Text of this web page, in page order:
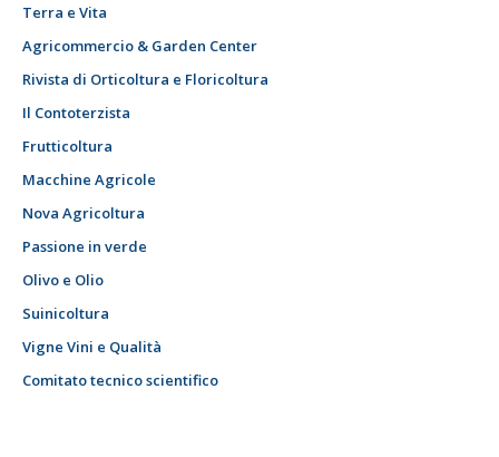
Terra e Vita
Agricommercio & Garden Center
Rivista di Orticoltura e Floricoltura
Il Contoterzista
Frutticoltura
Macchine Agricole
Nova Agricoltura
Passione in verde
Olivo e Olio
Suinicoltura
Vigne Vini e Qualità
Comitato tecnico scientifico